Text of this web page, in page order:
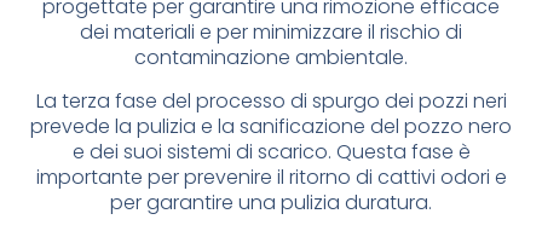
progettate per garantire una rimozione efficace
dei materiali e per minimizzare il rischio di
contaminazione ambientale.
La terza fase del processo di spurgo dei pozzi neri
prevede la pulizia e la sanificazione del pozzo nero
e dei suoi sistemi di scarico. Questa fase è
importante per prevenire il ritorno di cattivi odori e
per garantire una pulizia duratura.